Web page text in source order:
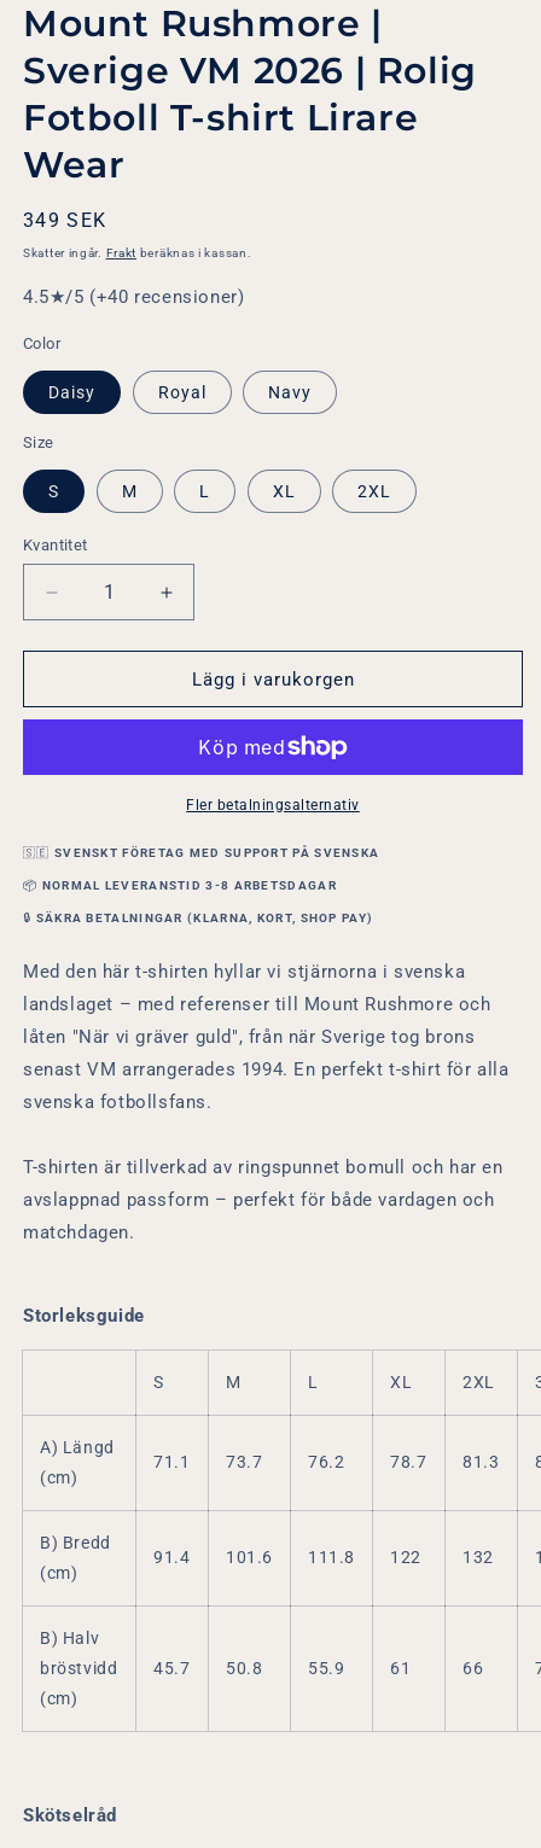
Mount Rushmore |
Sverige VM 2026 | Rolig
Fotboll T-shirt Lirare
Wear
Ordinarie
pris
349 SEK
Skatter ingår. Frakt beräknas i kassan.
4.5★/5 (+40 recensioner)
Color
Daisy Royal Navy
Size
S M L XL 2XL
Kvantitet
Minska
kvantitet
för
vi
i
Rushmore
|
Sverige
2026
|
Rolig
Fotboll
Lirare
Öka
kvantitet
för
När
vi
guld
i
USA
Rushmore
|
Sverige
VM
|
Rolig
Fotboll
shirt
Lirare
Lägg i varukorgen
Fler betalningsalternativ
🇸🇪 SVENSKT FÖRETAG MED SUPPORT PÅ SVENSKA
📦 NORMAL LEVERANSTID 3-8 ARBETSDAGAR
🔒 SÄKRA BETALNINGAR (KLARNA, KORT, SHOP PAY)
Med den här t-shirten hyllar vi stjärnorna i svenska
landslaget – med referenser till Mount Rushmore och
låten "När vi gräver guld", från när Sverige tog brons
senast VM arrangerades 1994. En perfekt t-shirt för alla
svenska fotbollsfans.
T-shirten är tillverkad av ringspunnet bomull och har en
avslappnad passform – perfekt för både vardagen och
matchdagen.
Storleksguide
S M L XL 2XL
A) Längd
(cm)
71.1 73.7 76.2 78.7 81.3
B) Bredd
(cm)
91.4 101.6 111.8 122 132
B) Halv
bröstvidd
(cm)
45.7 50.8 55.9 61 66
Skötselråd